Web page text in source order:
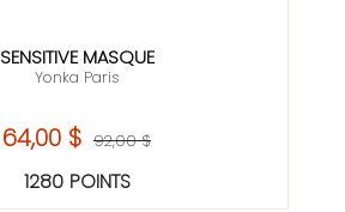
SENSITIVE MASQUE
Yonka Paris
64,00 $ 92,00 $
1280 POINTS